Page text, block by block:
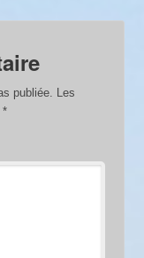
publiée.
Les
*